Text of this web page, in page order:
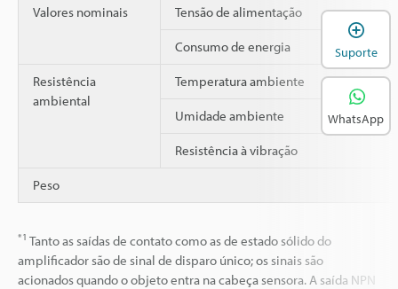
Valores nominais Tensão de alimentação
Consumo de energia
Resistência
ambiental
Temperatura ambiente
Umidade ambiente
Resistência à vibração
Peso
*1 Tanto as saídas de contato como as de estado sólido do
amplificador são de sinal de disparo único; os sinais são
acionados quando o objeto entra na cabeça sensora. A saída NPN
Suporte
WhatsApp